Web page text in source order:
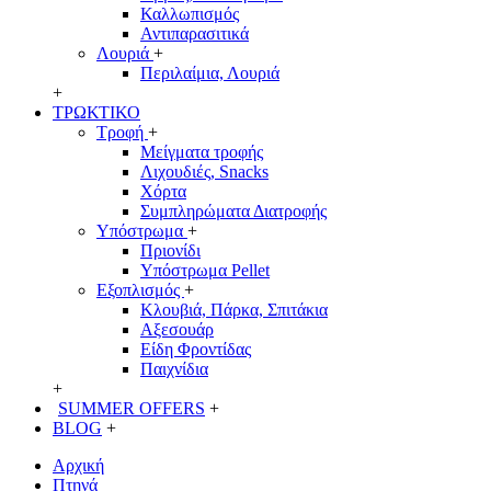
Καλλωπισμός
Αντιπαρασιτικά
Λουριά +
Περιλαίμια, Λουριά
+
ΤΡΩΚΤΙΚΟ
Τροφή +
Μείγματα τροφής
Λιχουδιές, Snacks
Χόρτα
Συμπληρώματα Διατροφής
Υπόστρωμα +
Πριονίδι
Υπόστρωμα Pellet
Εξοπλισμός +
Κλουβιά, Πάρκα, Σπιτάκια
Αξεσουάρ
Είδη Φροντίδας
Παιχνίδια
+
SUMMER OFFERS +
BLOG +
Αρχική
Πτηνά